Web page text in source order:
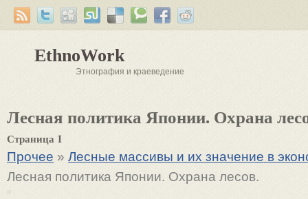
EthnoWork
Этнография и краеведение
Лесная политика Японии. Охрана
Страница 1
Прочее » Лесные массивы и их значение в
Лесная политика Японии. Охрана лесов.